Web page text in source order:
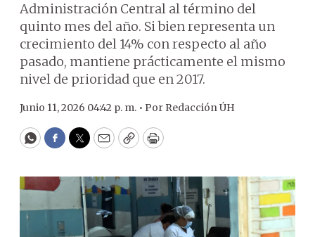
Administración Central al término del
quinto mes del año. Si bien representa un
crecimiento del 14% con respecto al año
pasado, mantiene prácticamente el mismo
nivel de prioridad que en 2017.
Junio 11, 2026 04:42 p. m. • Por Redacción ÚH
WhatsApp
Facebook
Twitter
EmailCopyPrint